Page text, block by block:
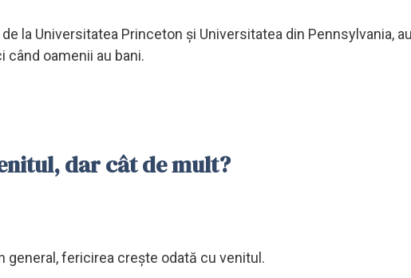
la Universitatea Princeton și Universitatea din Pennsylvania,
oamenii au bani.
dar cât de mult?
fericirea crește odată cu venitul.